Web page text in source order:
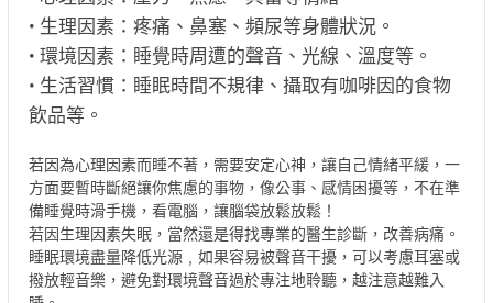
• 生理因素：疼痛、鼻塞、頻尿等身體狀況。
• 環境因素：睡覺時周遭的聲音、光線、溫度等。
• 生活習慣：睡眠時間不規律、攝取有咖啡因的食物
飲品等。
若因為心理因素而睡不著，需要安定心神，讓自己情緒平緩，一
方面要暫時斷絕讓你焦慮的事物，像公事、感情困擾等，不在準
備睡覺時滑手機，看電腦，讓腦袋放鬆放鬆！
若因生理因素失眠，當然還是得找專業的醫生診斷，改善病痛。
睡眠環境盡量降低光源﹐如果容易被聲音干擾，可以考慮耳塞或
撥放輕音樂，避免對環境聲音過於專注地聆聽，越注意越難入